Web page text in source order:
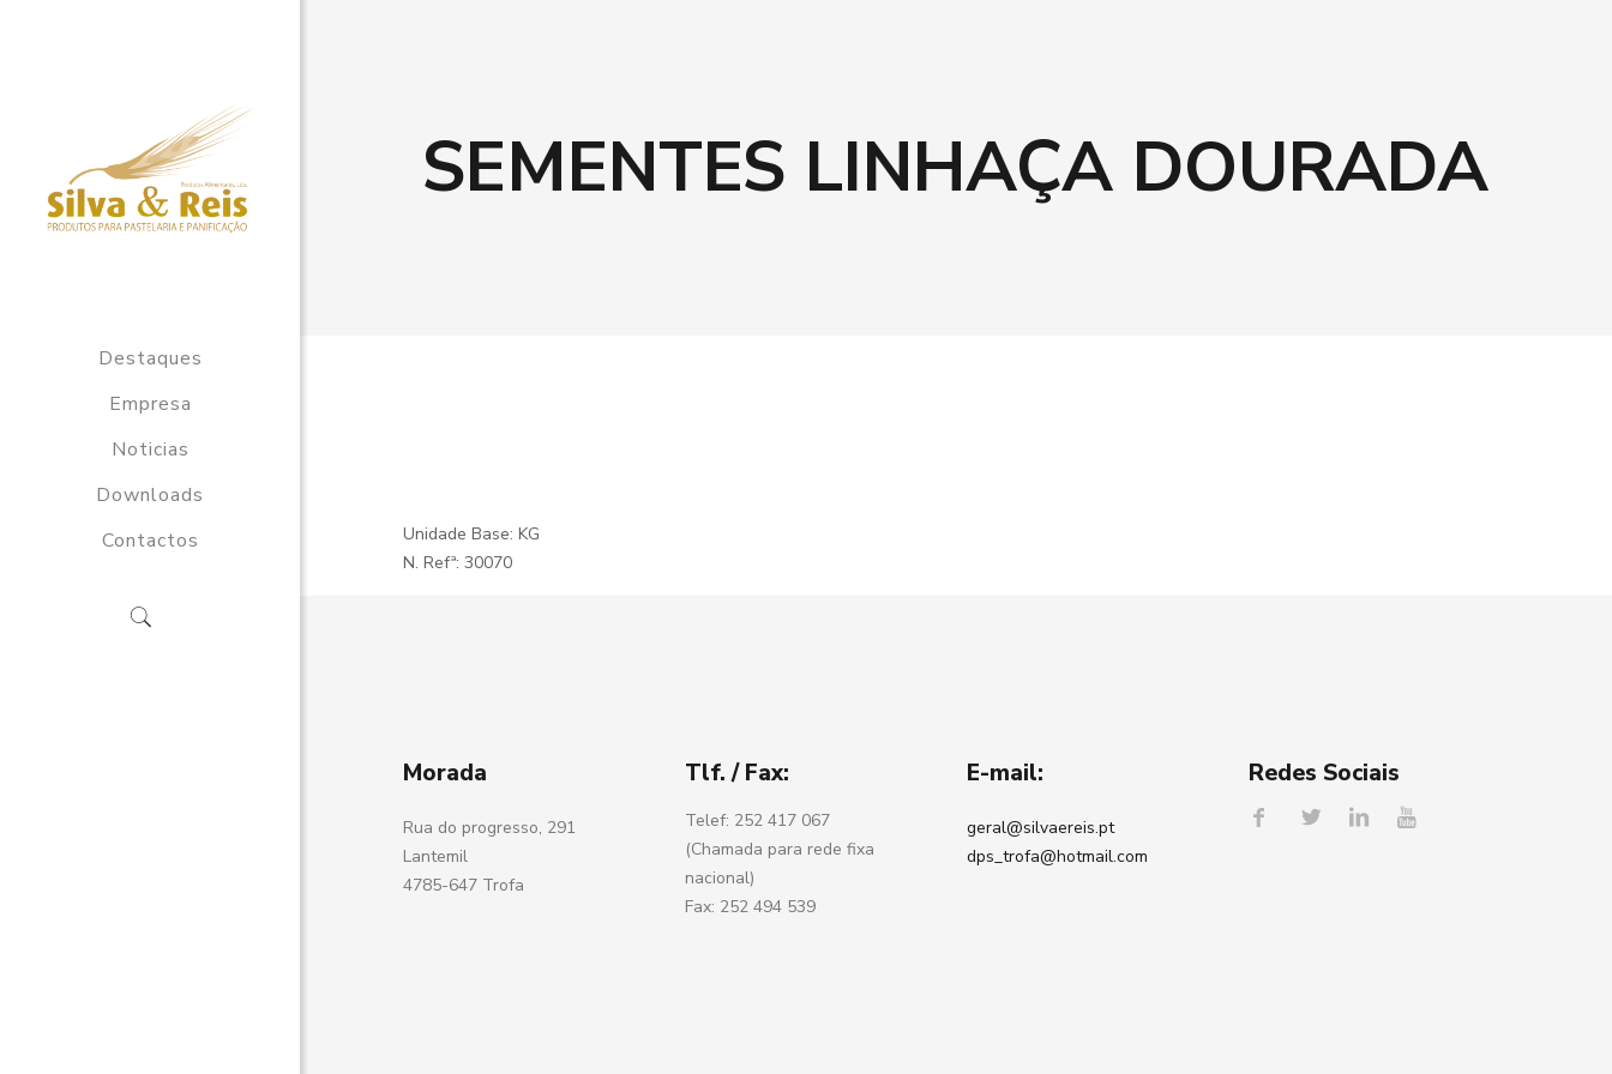
Destaques
Empresa
Noticias
Downloads
Contactos
SEMENTES LINHAÇA DOURADA
Unidade Base: KG
N. Refª: 30070
Morada
Rua do progresso, 291
Lantemil
4785-647 Trofa
Tlf. / Fax:
Telef: 252 417 067
(Chamada para rede fixa
nacional)
Fax: 252 494 539
E-mail:
geral@silvaereis.pt
dps_trofa@hotmail.com
Redes Sociais